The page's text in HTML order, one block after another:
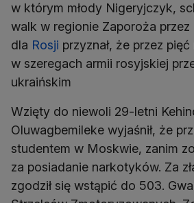
w którym młody Nigeryjczyk,
walk w regionie Zaporoża
dla Rosji przyznał, że przez
w szeregach armii rosyjskiej
ukraińskim
Wzięty do niewoli 29-letni
Oluwagbemileke wyjaśnił, że
studentem w Moskwie, zanim
za posiadanie narkotyków. Za
zgodził się wstąpić do 503.